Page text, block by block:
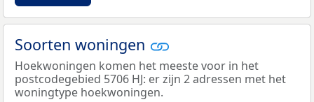
Soorten woningen
Hoekwoningen komen het meeste voor in het
postcodegebied 5706 HJ: er zijn 2 adressen met het
woningtype hoekwoningen.